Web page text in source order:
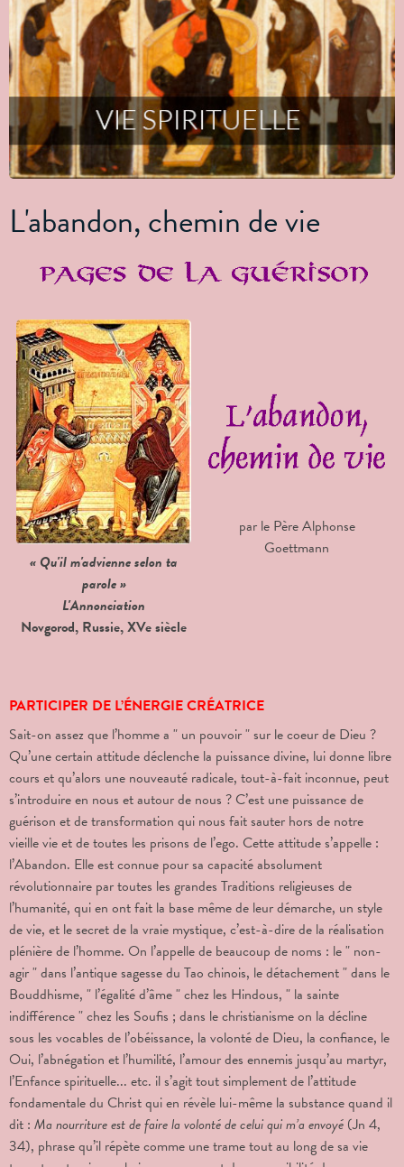
L'abandon, chemin de vie
« Qu'il m'advienne selon ta
parole »
L'Annonciation
Novgorod, Russie, XVe siècle
par le Père Alphonse
Goettmann
PARTICIPER DE L’ÉNERGIE CRÉATRICE
Sait-on assez que l’homme a " un pouvoir " sur le coeur de Dieu ?
Qu’une certain attitude déclenche la puissance divine, lui donne libre
cours et qu’alors une nouveauté radicale, tout-à-fait inconnue, peut
s’introduire en nous et autour de nous ? C’est une puissance de
guérison et de transformation qui nous fait sauter hors de notre
vieille vie et de toutes les prisons de l’ego. Cette attitude s’appelle :
l’Abandon. Elle est connue pour sa capacité absolument
révolutionnaire par toutes les grandes Traditions religieuses de
l’humanité, qui en ont fait la base même de leur démarche, un style
de vie, et le secret de la vraie mystique, c’est-à-dire de la réalisation
plénière de l’homme. On l’appelle de beaucoup de noms : le " non-
agir " dans l’antique sagesse du Tao chinois, le détachement " dans le
Bouddhisme, " l’égalité d’âme " chez les Hindous, " la sainte
indifférence " chez les Soufis ; dans le christianisme on la décline
sous les vocables de l’obéissance, la volonté de Dieu, la confiance, le
Oui, l’abnégation et l’humilité, l’amour des ennemis jusqu’au martyr,
l’Enfance spirituelle... etc. il s’agit tout simplement de l’attitude
fondamentale du Christ qui en révèle lui-même la substance quand il
dit : Ma nourriture est de faire la volonté de celui qui m’a envoyé (Jn 4,
34), phrase qu’il répète comme une trame tout au long de sa vie